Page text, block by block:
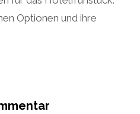
Optionen und ihre